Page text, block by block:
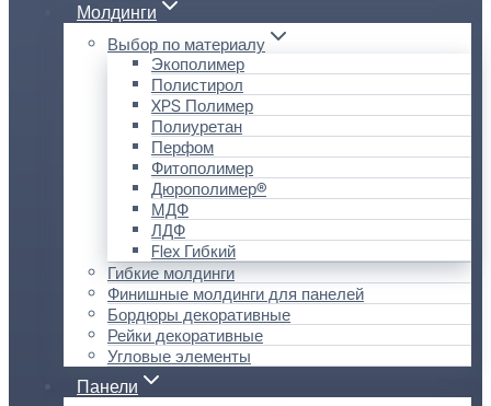
Молдинги
Выбор по материалу
Экополимер
Полистирол
XPS Полимер
Полиуретан
Перфом
Фитополимер
Дюрополимер®
МДФ
ЛДФ
Flex Гибкий
Гибкие молдинги
Финишные молдинги для панелей
Бордюры декоративные
Рейки декоративные
Угловые элементы
Панели